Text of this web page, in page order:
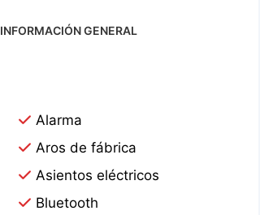
INFORMACIÓN GENERAL
Alarma
Aros de fábrica
Asientos eléctricos
Bluetooth